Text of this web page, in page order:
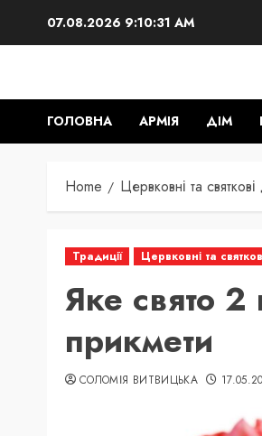
07.08.2026 9:10:32 AM
ГОЛОВНА АРМІЯ ДІМ
Home Цервковні та
Традиції Цервковні та
Яке свято 2
прикмети
СОЛОМІЯ ВИТВИЦЬКА